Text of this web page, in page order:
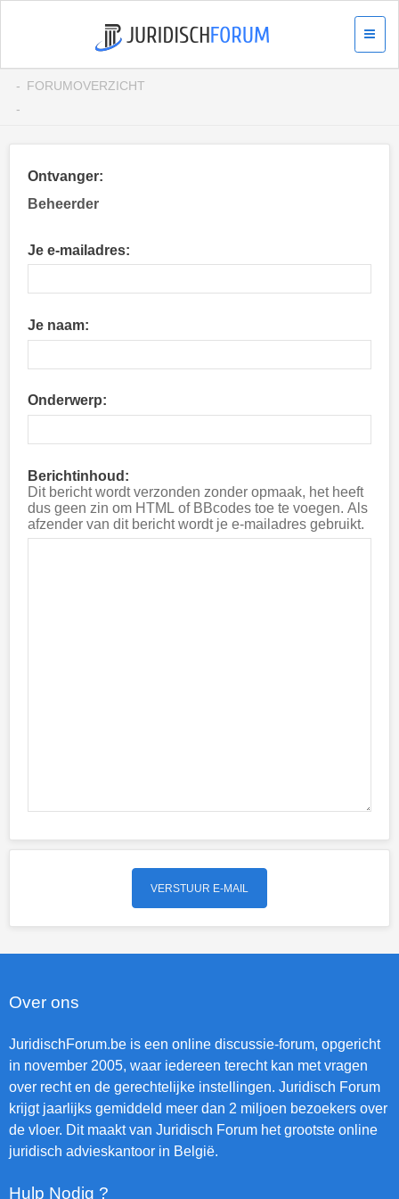
FORUMOVERZICHT
Ontvanger:
Beheerder
Je e-mailadres:
Je naam:
Onderwerp:
Berichtinhoud:
Dit bericht wordt verzonden zonder opmaak, het heeft
dus geen zin om HTML of BBcodes toe te voegen. Als
afzender van dit bericht wordt je e-mailadres gebruikt.
Over ons
JuridischForum.be is een online discussie-forum, opgericht
in november 2005, waar iedereen terecht kan met vragen
over recht en de gerechtelijke instellingen. Juridisch Forum
krijgt jaarlijks gemiddeld meer dan 2 miljoen bezoekers over
de vloer. Dit maakt van Juridisch Forum het grootste online
juridisch advieskantoor in België.
Hulp Nodig ?